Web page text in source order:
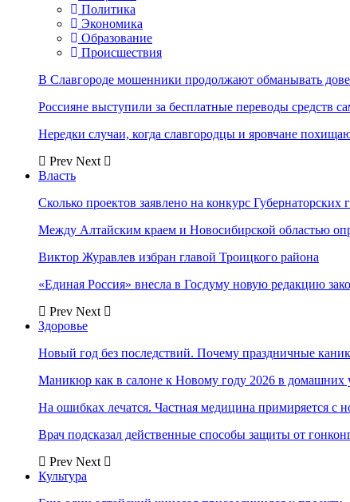
Политика
Экономика
Образование
Происшествия
В Славгороде мошенники продолжают обманывать
Россияне выступили за бесплатные переводы средств
Нередки случаи, когда славгородцы и яровчане
Prev Next
Власть
Сколько проектов заявлено на конкурс Губернаторских
Между Алтайским краем и Новосибирской областью
Виктор Журавлев избран главой Троицкого района
«Единая Россия» внесла в Госдуму новую редакцию
Prev Next
Здоровье
Новый год без последствий. Почему праздничные
Маникюр как в салоне к Новому году 2026 в домашних
На ошибках лечатся. Частная медицина примиряется с
Врач подсказал действенные способы защиты от
Prev Next
Культура